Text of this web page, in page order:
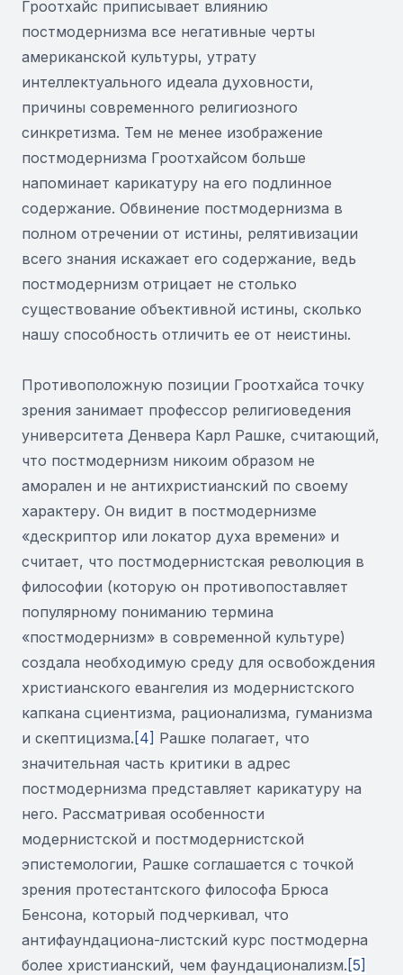
Гроотхайс приписывает влиянию
постмодернизма все негативные черты
американской культуры, утрату
интеллектуального идеала духовности,
причины современного религиозного
синкретизма. Тем не менее изображение
постмодернизма Гроотхайсом больше
напоминает карикатуру на его подлинное
содержание. Обвинение постмодернизма в
полном отречении от истины, релятивизации
всего знания искажает его содержание, ведь
постмодернизм отрицает не столько
существование объективной истины, сколько
нашу способность отличить ее от неистины.
Противоположную позиции Гроотхайса точку
зрения занимает профессор религиоведения
университета Денвера Карл Рашке, считающий,
что постмодернизм никоим образом не
аморален и не антихристианский по своему
характеру. Он видит в постмодернизме
«дескриптор или локатор духа времени» и
считает, что постмодернистская революция в
философии (которую он противопоставляет
популярному пониманию термина
«постмодернизм» в современной культуре)
создала необходимую среду для освобождения
христианского евангелия из модернистского
капкана сциентизма, рационализма, гуманизма
и скептицизма. [4] Рашке полагает, что
значительная часть критики в адрес
постмодернизма представляет карикатуру на
него. Рассматривая особенности
модернистской и постмодернистской
эпистемологии, Рашке соглашается с точкой
зрения протестантского философа Брюса
Бенсона, который подчеркивал, что
антифаундациона-листский курс постмодерна
более христианский, чем фаундационализм. [5]